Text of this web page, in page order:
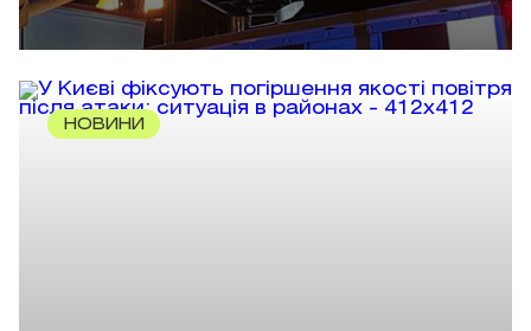
НОВИНИ